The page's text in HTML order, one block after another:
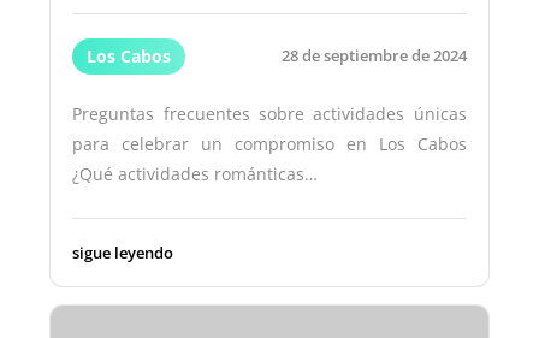
Los Cabos 28 de septiembre de 2024
Preguntas frecuentes sobre actividades únicas
para celebrar un compromiso en Los Cabos
¿Qué actividades románticas…
sigue leyendo